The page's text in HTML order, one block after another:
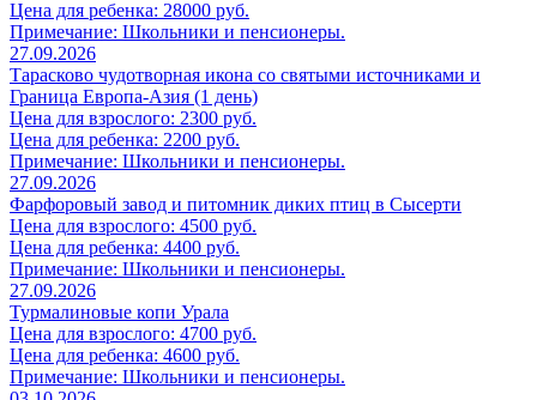
Цена для ребенка: 28000 руб.
Примечание: Школьники и пенсионеры.
27.09.2026
Тарасково чудотворная икона со святыми источниками и
Граница Европа-Азия (1 день)
Цена для взрослого: 2300 руб.
Цена для ребенка: 2200 руб.
Примечание: Школьники и пенсионеры.
27.09.2026
Фарфоровый завод и питомник диких птиц в Сысерти
Цена для взрослого: 4500 руб.
Цена для ребенка: 4400 руб.
Примечание: Школьники и пенсионеры.
27.09.2026
Турмалиновые копи Урала
Цена для взрослого: 4700 руб.
Цена для ребенка: 4600 руб.
Примечание: Школьники и пенсионеры.